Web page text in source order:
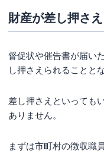
財産が差し押さ
督促状や催告書が届い
し押さえられることと
差し押さえといっても
ありません。
まずは市町村の徴収職